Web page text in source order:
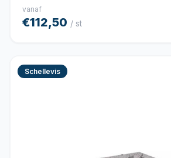
vanaf
€112,50 / st
Schellevis